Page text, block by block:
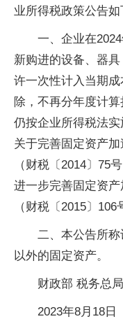
业所得税政策公告如
一、企业在
新购进的设备、器
许一次性计入当期
除，不再分年度计
仍按企业所得税法
关于完善固定资产加
（财税〔2014〕75
进一步完善固定资产
（财税〔2015〕106
二、本公告所
以外的固定资产。
财政部 税务总局
2023年8月18日